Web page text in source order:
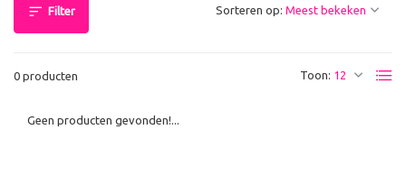
Filter
0 producten Toon:
Sorteren op:
Geen producten gevonden!...